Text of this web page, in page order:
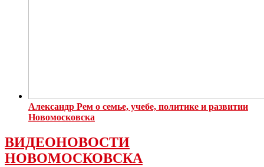
Александр Рем о семье, учебе, политике и развитии
Новомосковска
ВИДЕОНОВОСТИ
НОВОМОСКОВСКА